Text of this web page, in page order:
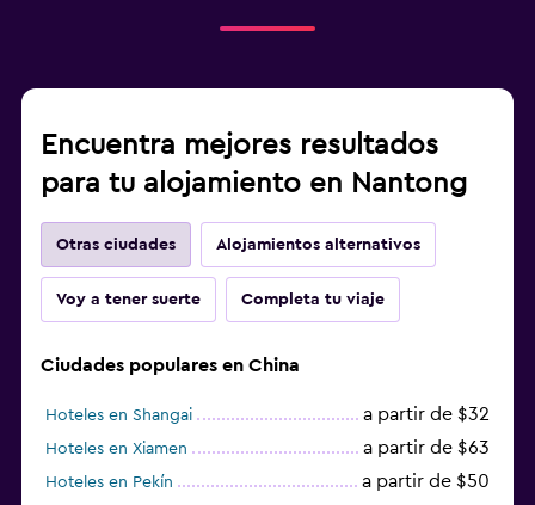
Encuentra mejores resultados
para tu alojamiento en Nantong
Otras ciudades Alojamientos alternativos
Voy a tener suerte Completa tu viaje
Ciudades populares en China
Hoteles en Shangai a partir de $32
Hoteles en Xiamen a partir de $63
Hoteles en Pekín a partir de $50